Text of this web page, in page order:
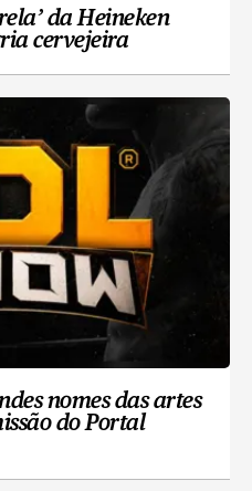
da Heineken
cervejeira
nomes das artes
do Portal